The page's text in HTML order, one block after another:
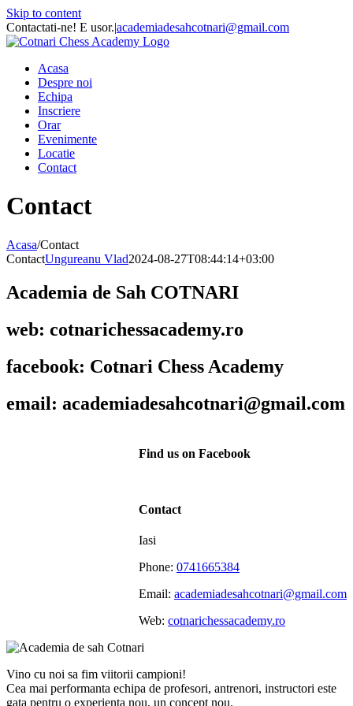
Skip to content
Contactati-ne! E usor.|academiadesahcotnari@gmail.com
Acasa
Despre noi
Echipa
Inscriere
Orar
Evenimente
Locatie
Contact
Contact
Acasa/Contact
ContactUngureanu Vlad2024-08-27T08:44:14+03:00
Academia de Sah COTNARI
web: cotnarichessacademy.ro
facebook: Cotnari Chess Academy
email: academiadesahcotnari@gmail.com
Find us on Facebook
Contact
Iasi
Phone: 0741665384
Email: academiadesahcotnari@gmail.com
Web: cotnarichessacademy.ro
Vino cu noi sa fim viitorii campioni!
Cea mai performanta echipa de profesori, antrenori, instructori este
gata pentru o experienta nou, un concept nou.